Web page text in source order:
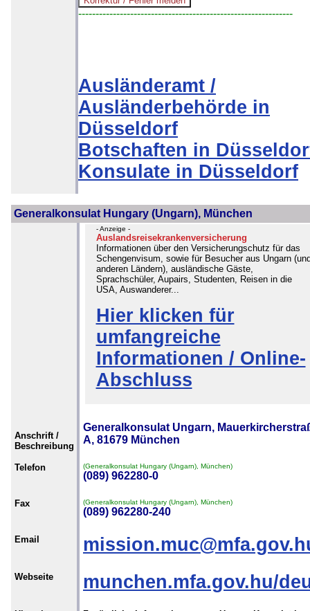
--------------------------------------------------------------
Ausländeramt /
Ausländerbehörde in
Düsseldorf
Botschaften in
Konsulate in Düsseldorf
Generalkonsulat Hungary (Ungarn), München
- Anzeige -
Auslandsreisekrankenversicherung
Informationen über den Versicherungschutz für das
Schengenvisum, sowie für Besucher aus Ungarn
anderen Ländern), ausländische Gäste,
Sprachschüler, Aupairs, Studenten, Reisen in die
USA, Auswanderer...
Hier klicken für
umfangreiche
Informationen / Online-
Abschluss
Anschrift /
Beschreibung
Generalkonsulat Ungarn,
A, 81679 München
Telefon (Generalkonsulat Hungary (Ungarn), München)
(089) 962280-0
Fax (Generalkonsulat Hungary (Ungarn), München)
(089) 962280-240
Email
Webseite munchen.mfa.gov.hu/